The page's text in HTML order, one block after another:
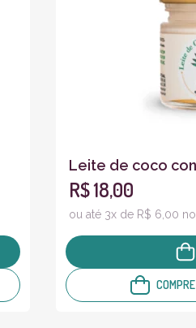
Leite de coco
Degustação
R$ 18,00
ou até 3x de R$ 6,00